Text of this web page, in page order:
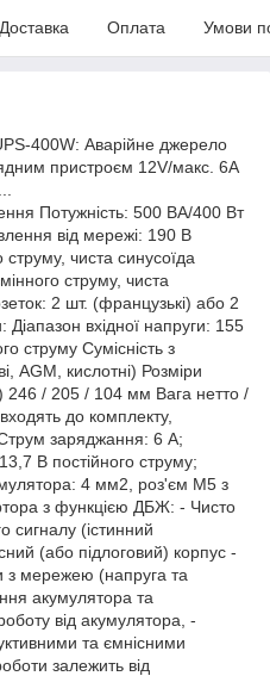
Доставка Оплата Умови
400W: Аварійне джерело
пристроєм 12V/макс. 6A
Потужність: 500 ВА/400 Вт
від мережі: 190 В
чиста синусоїда
струму, чиста
2 шт. (французькі) або 2
вхідної напруги: 155
струму Сумісність з
AGM, кислотні) Розміри
/ 205 / 104 мм Вага нетто /
до комплекту,
заряджання: 6 А;
В постійного струму;
4 мм2, роз'єм M5 з
з функцією ДБЖ: - Чисто
сигналу (істинний
(або підлоговий) корпус -
з мережею (напруга та
акумулятора та
від акумулятора, -
та ємнісними
залежить від